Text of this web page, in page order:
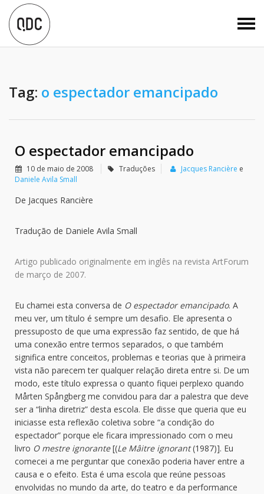
Tag: o espectador emancipado
O espectador emancipado
10 de maio de 2008 Traduções Jacques Rancière e
Daniele Avila Small
De Jacques Rancière
Tradução de Daniele Avila Small
Artigo publicado originalmente em inglês na revista ArtForum
de março de 2007.
Eu chamei esta conversa de O espectador emancipado. A
meu ver, um título é sempre um desafio. Ele apresenta o
pressuposto de que uma expressão faz sentido, de que há
uma conexão entre termos separados, o que também
significa entre conceitos, problemas e teorias que à primeira
vista não parecem ter qualquer relação direta entre si. De um
modo, este título expressa o quanto fiquei perplexo quando
Mårten Spångberg me convidou para dar a palestra que deve
ser a “linha diretriz” desta escola. Ele disse que queria que eu
iniciasse esta reflexão coletiva sobre “a condição do
espectador” porque ele ficara impressionado com o meu
livro O mestre ignorante[(Le Mâitre ignorant(1987)]. Eu
comecei a me perguntar que conexão poderia haver entre a
causa e o efeito. Esta é uma escola que reúne pessoas
envolvidas no mundo da arte, do teatro e da performance